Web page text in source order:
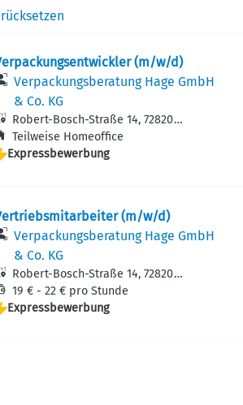
(m/w/d)
Verpackungsberatung Hage GmbH
& Co. KG
Robert-Bosch-Straße 14, 72820
Sonnenbühl, Deutschland
Teilweise Homeoffice
Expressbewerbung
(m/w/d)
Verpackungsberatung Hage GmbH
& Co. KG
Robert-Bosch-Straße 14, 72820
Sonnenbühl, Deutschland
19 € - 22 € pro Stunde
Expressbewerbung